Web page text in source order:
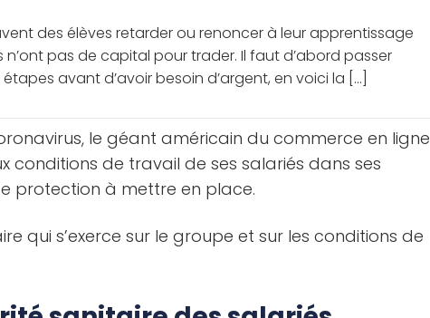
des élèves retarder ou renoncer à leur apprentissage
n’ont pas de capital pour trader. Il faut d’abord passer
avant d’avoir besoin d’argent, en voici la [...]
le géant américain du commerce en ligne
conditions de travail de ses salariés dans ses
protection à mettre en place.
qui s’exerce sur le groupe et sur les conditions de